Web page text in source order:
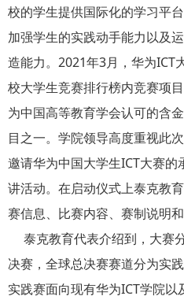
校的学生提供国际化的学习平
加强学生的实践动手能力以及
造能力。2021年3月，华为ICT
校大学生竞赛排行榜内竞赛项
为中国高等教育学会认可的含
目之一。学院领导高度重视此
邀请华为中国大学生ICT大赛
讲活动。在启动仪式上泰克教
赛信息、比赛内容、赛制说明
泰克教育代表介绍到，大赛
决赛，全球总决赛赛道分为实
实践赛面向现有华为ICT学院